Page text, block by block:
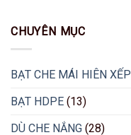
CHUYÊN MỤC
BẠT CHE MÁI HIÊN XẾP
BẠT HDPE (13)
DÙ CHE NẮNG (28)